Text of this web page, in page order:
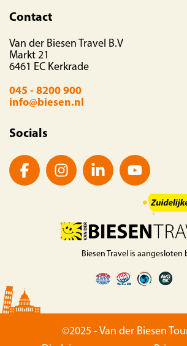
Contact
Van der Biesen Travel B.V
Markt 21
6461 EC Kerkrade
045 - 8200 900
info@biesen.nl
Socials
Biesen Travel is aangesloten
©2025 - Van der Biesen